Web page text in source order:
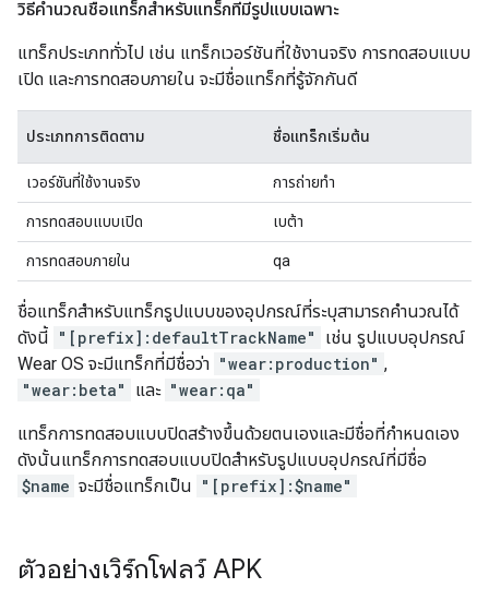
วิธีคำนวณชื่อแทร็กสำหรับแทร็กที่มีรูปแบบเฉพาะ
แทร็กประเภททั่วไป เช่น แทร็กเวอร์ชันที่ใช้งานจริง การทดสอบแบบ
เปิด และการทดสอบภายใน จะมีชื่อแทร็กที่รู้จักกันดี
ประเภทการติดตาม ชื่อแทร็กเริ่มต้น
เวอร์ชันที่ใช้งานจริง การถ่ายทำ
การทดสอบแบบเปิด เบต้า
การทดสอบภายใน qa
ชื่อแทร็กสำหรับแทร็กรูปแบบของอุปกรณ์ที่ระบุสามารถคำนวณได้
ดังนี้ "[prefix]:defaultTrackName"
เช่น รูปแบบอุปกรณ์
Wear OS จะมีแทร็กที่มีชื่อว่า "wear:production" ,
"wear:beta"
และ "wear:qa"
แทร็กการทดสอบแบบปิดสร้างขึ้นด้วยตนเองและมีชื่อที่กำหนดเอง
ดังนั้นแทร็กการทดสอบแบบปิดสำหรับรูปแบบอุปกรณ์ที่มีชื่อ
$name จะมีชื่อแทร็กเป็น "[prefix]:$name"
ตัวอย่างเวิร์กโฟลว์ APK